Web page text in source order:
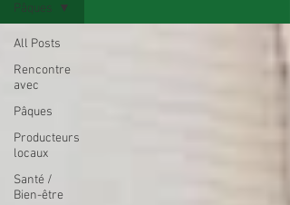
All Posts
Rencontre
avec
Pâques
Producteurs
locaux
Santé /
Bien-être
Pâques